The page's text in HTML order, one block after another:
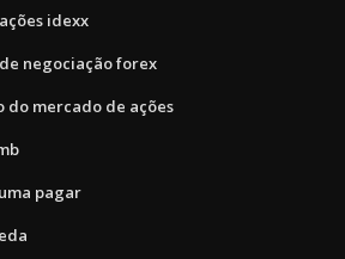
idexx
negociação forex
do mercado de ações
pagar